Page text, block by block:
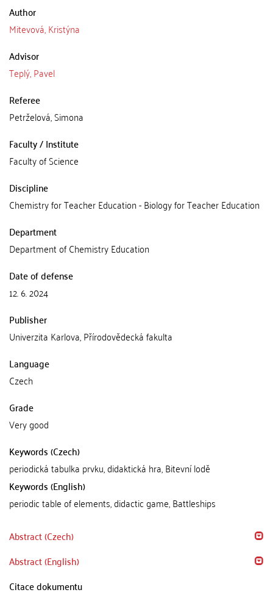
Author
Mitevová, Kristýna
Advisor
Teplý, Pavel
Referee
Petrželová, Simona
Faculty / Institute
Faculty of Science
Discipline
Chemistry for Teacher Education - Biology for Teacher Education
Department
Department of Chemistry Education
Date of defense
12. 6. 2024
Publisher
Univerzita Karlova, Přírodovědecká fakulta
Language
Czech
Grade
Very good
Keywords (Czech)
periodická tabulka prvku, didaktická hra, Bitevní lodě
Keywords (English)
periodic table of elements, didactic game, Battleships
Abstract (Czech)
Abstract (English)
Citace dokumentu